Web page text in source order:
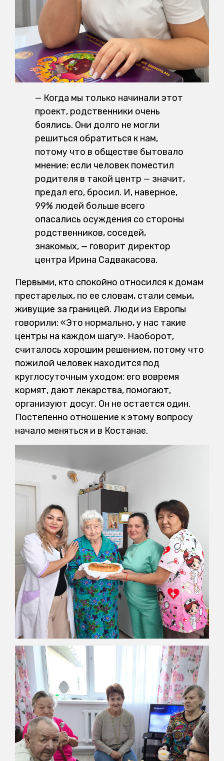
— Когда мы только начинали этот
проект, родственники очень
боялись. Они долго не могли
решиться обратиться к нам,
потому что в обществе бытовало
мнение: если человек поместил
родителя в такой центр — значит,
предал его, бросил. И, наверное,
99% людей больше всего
опасались осуждения со стороны
родственников, соседей,
знакомых, — говорит директор
центра Ирина Садвакасова.
Первыми, кто спокойно относился к домам
престарелых, по ее словам, стали семьи,
живущие за границей. Люди из Европы
говорили: «Это нормально, у нас такие
центры на каждом шагу». Наоборот,
считалось хорошим решением, потому что
пожилой человек находится под
круглосуточным уходом: его вовремя
кормят, дают лекарства, помогают,
организуют досуг. Он не остается один.
Постепенно отношение к этому вопросу
начало меняться и в Костанае.